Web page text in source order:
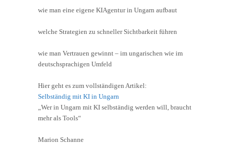
wie man eine eigene KIAgentur in Ungarn aufbaut
welche Strategien zu schneller Sichtbarkeit führen
wie man Vertrauen gewinnt – im ungarischen wie im
deutschsprachigen Umfeld
Hier geht es zum vollständigen Artikel:
Selbständig mit KI in Ungarn
„Wer in Ungarn mit KI selbständig werden will, braucht
mehr als Tools“
Marion Schanne